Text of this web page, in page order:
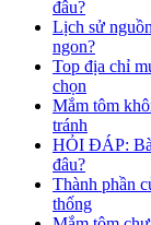
đâu?
Lịch sử
ngon?
Top địa chỉ
chọn
Mắm tôm
tránh
HỎI ĐÁP: Bà
đâu?
Thành phần
thống